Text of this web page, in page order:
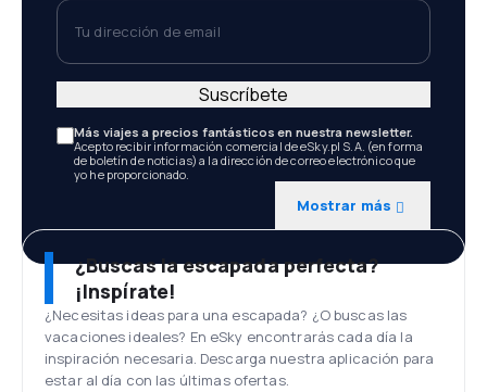
Tu dirección de email
Más viajes a precios fantásticos en nuestra newsletter.
Acepto recibir información comercial de eSky.pl S.A. (en forma
de boletín de noticias) a la dirección de correo electrónico que
yo he proporcionado.
Mostrar más
Suscríbete
¿Buscas la escapada perfecta?
¡Inspírate!
¿Necesitas ideas para una escapada? ¿O buscas las
vacaciones ideales? En eSky encontrarás cada día la
inspiración necesaria. Descarga nuestra aplicación para
estar al día con las últimas ofertas.